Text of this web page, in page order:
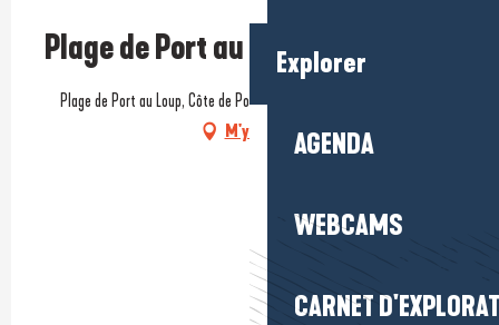
Explorer
AGENDA
WEBCAMS
CARNET
Plage de Port au Loup
Plage de Port au Loup, Côte de Port au Loup, 44420 Piriac-sur-Mer
M'y rendre